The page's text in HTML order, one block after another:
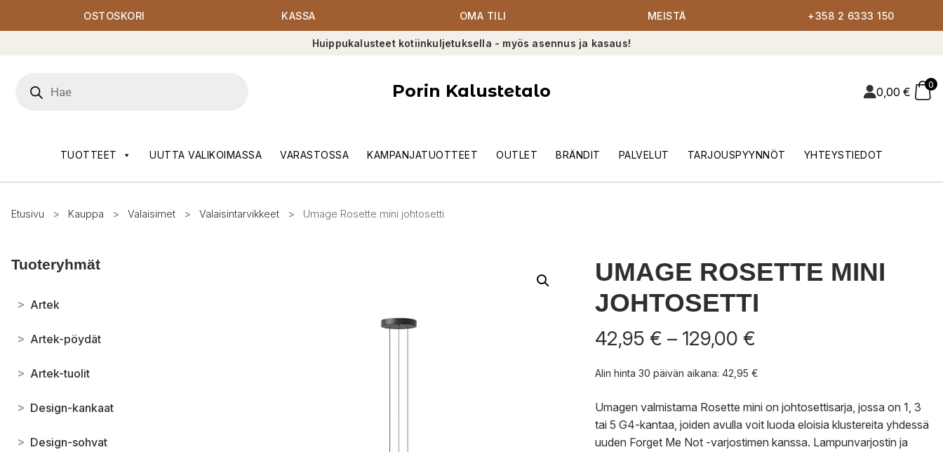
OSTOSKORI KASSA OMA TILI MEISTÄ +358 2 6333 150
Huippukalusteet kotiinkuljetuksella - myös asennus ja kasaus!
search
Porin Kalustetalo 0,00 €
0
TUOTTEET UUTTA VALIKOIMASSA VARASTOSSA KAMPANJATUOTTEET OUTLET BRÄNDIT PALVELUT TARJOUSPYYNNÖT YHTEYSTIEDOT
Etusivu > Kauppa > Valaisimet > Valaisintarvikkeet > Umage Rosette mini johtosetti
Tuoteryhmät
> Artek
> Artek-pöydät
> Artek-tuolit
> Design-kankaat
> Design-sohvat
UMAGE ROSETTE MINI
JOHTOSETTI
42,95 € – 129,00 €
-
Alin hinta 30 päivän aikana: 42,95 €
Umagen valmistama Rosette mini on johtosettisarja, jossa on 1, 3
tai 5 G4-kantaa, joiden avulla voit luoda eloisia klustereita yhdessä
uuden Forget Me Not -varjostimen kanssa. Lampunvarjostin ja